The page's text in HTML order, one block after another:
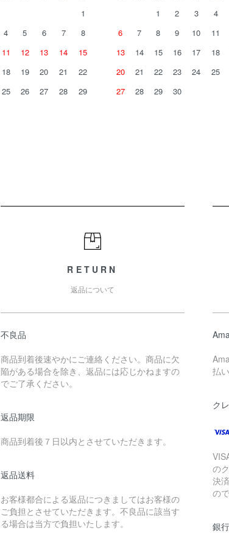
1
4 5 6 7
8
11 12 13 14
15
18 19 20 21
22
25 26 27 28
29
1
2 3 4
6
7 8 9 10 11
13
14 15 16 17 18
20
21 22 23 24 25
27
28 29 30
RETURN
返品について
不良品
商品到着後速やかにご連絡ください。商品に欠
陥がある場合を除き、返品には応じかねますの
でご了承ください。
返品期限
商品到着後７日以内とさせていただきます。
返品送料
お客様都合による返品につきましてはお客様の
ご負担とさせていただきます。不良品に該当す
る場合は当方で負担いたします。
払
ク
の
決
の
銀